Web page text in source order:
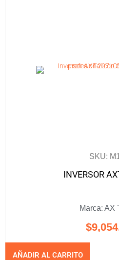
SKU:
INVERSOR
Marca: AX
$
AÑADIR AL CARRITO